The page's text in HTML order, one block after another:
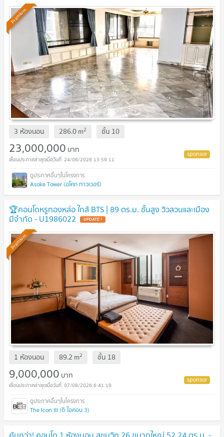
Premium
3 ห้องนอน 286.0m2 ชั้น 10
23,000,000 บาท
24/06/2026 13:59:11
Asoke Tower (อโศก ทาวเวอร์)
🏆คอนโดหรูทองหล่อ ใกล้ BTS | 89 ตร.ม. ชั้นสูง วิวสวนและเมือง
มีจำกัด - U1986022 UPDATE !
Premium
1 ห้องนอน 89.2 m2 ชั้น 18
9,000,000 บาท
07/08/2026 6:41:19
The Icon III (ดิ ไอคอน 3)